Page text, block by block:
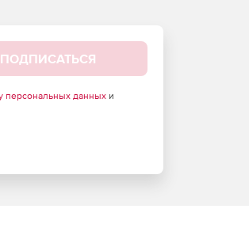
ПОДПИСАТЬСЯ
персональных данныхи